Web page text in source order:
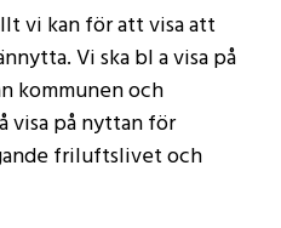
vi kan för att visa att
Vi ska bl a visa på
kommunen och
visa på nyttan för
friluftslivet och